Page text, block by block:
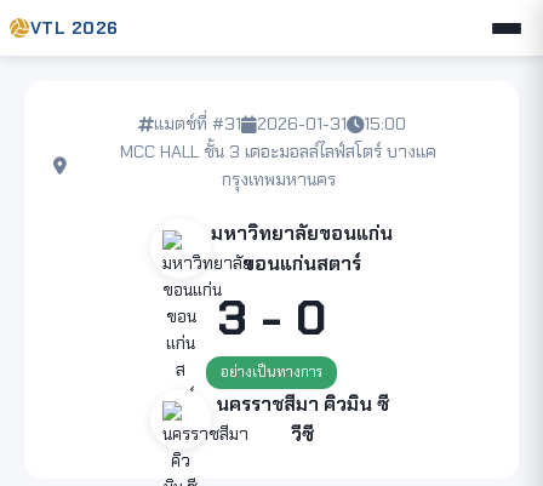
VTL 2026
แมตช์ที่ #31 2026-01-31
15:00
MCC HALL ชั้น 3 เดอะมอลล์ไลฟ์สโตร์ บางแค
กรุงเทพมหานคร
มหาวิทยาลัยขอนแก่น
ขอนแก่นสตาร์
3 - 0
อย่างเป็นทางการ
นครราชสีมา คิวมิน ซี
วีซี